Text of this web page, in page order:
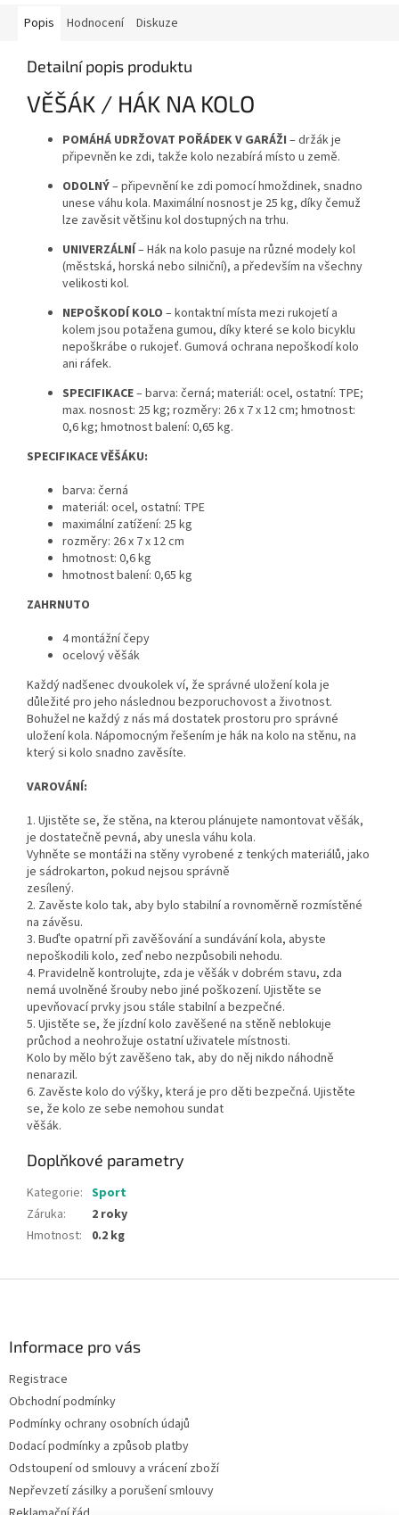
Popis Hodnocení Diskuze
Detailní popis produktu
VĚŠÁK / HÁK NA KOLO
POMÁHÁ UDRŽOVAT POŘÁDEK V GARÁŽI – držák je
připevněn ke zdi, takže kolo nezabírá místo u země.
ODOLNÝ– připevnění ke zdi pomocí hmoždinek, snadno
unese váhu kola. Maximální nosnost je 25 kg, díky čemuž
lze zavěsit většinu kol dostupných na trhu.
UNIVERZÁLNÍ– Hák na kolo pasuje na různé modely kol
(městská, horská nebo silniční), a především na všechny
velikosti kol.
NEPOŠKODÍ KOLO – kontaktní místa mezi rukojetí a
kolem jsou potažena gumou, díky které se kolo bicyklu
nepoškrábe o rukojeť. Gumová ochrana nepoškodí kolo
ani ráfek.
SPECIFIKACE– barva: černá; materiál: ocel, ostatní: TPE;
max. nosnost: 25 kg; rozměry: 26 x 7 x 12 cm; hmotnost:
0,6 kg; hmotnost balení: 0,65 kg.
SPECIFIKACE VĚŠÁKU:
barva: černá
materiál: ocel, ostatní: TPE
maximální zatížení: 25 kg
rozměry: 26 x 7 x 12 cm
hmotnost: 0,6 kg
hmotnost balení: 0,65 kg
ZAHRNUTO
4 montážní čepy
ocelový věšák
Každý nadšenec dvoukolek ví, že správné uložení kola je
důležité pro jeho následnou bezporuchovost a životnost.
Bohužel ne každý z nás má dostatek prostoru pro správné
uložení kola. Nápomocným řešením je hák na kolo na stěnu, na
který si kolo snadno zavěsíte.
VAROVÁNÍ:
1. Ujistěte se, že stěna, na kterou plánujete namontovat věšák,
je dostatečně pevná, aby unesla váhu kola.
Vyhněte se montáži na stěny vyrobené z tenkých materiálů, jako
je sádrokarton, pokud nejsou správně
zesílený.
2. Zavěste kolo tak, aby bylo stabilní a rovnoměrně rozmístěné
na závěsu.
3. Buďte opatrní při zavěšování a sundávání kola, abyste
nepoškodili kolo, zeď nebo nezpůsobili nehodu.
4. Pravidelně kontrolujte, zda je věšák v dobrém stavu, zda
nemá uvolněné šrouby nebo jiné poškození. Ujistěte se
upevňovací prvky jsou stále stabilní a bezpečné.
5. Ujistěte se, že jízdní kolo zavěšené na stěně neblokuje
průchod a neohrožuje ostatní uživatele místnosti.
Kolo by mělo být zavěšeno tak, aby do něj nikdo náhodně
nenarazil.
6. Zavěste kolo do výšky, která je pro děti bezpečná. Ujistěte
se, že kolo ze sebe nemohou sundat
věšák.
Doplňkové parametry
Kategorie: Sport
Záruka:
2 roky
Hmotnost: 0.2 kg
Informace pro vás
Registrace
Obchodní podmínky
Podmínky ochrany osobních údajů
Dodací podmínky a způsob platby
Odstoupení od smlouvy a vrácení zboží
Nepřevzetí zásilky a porušení smlouvy